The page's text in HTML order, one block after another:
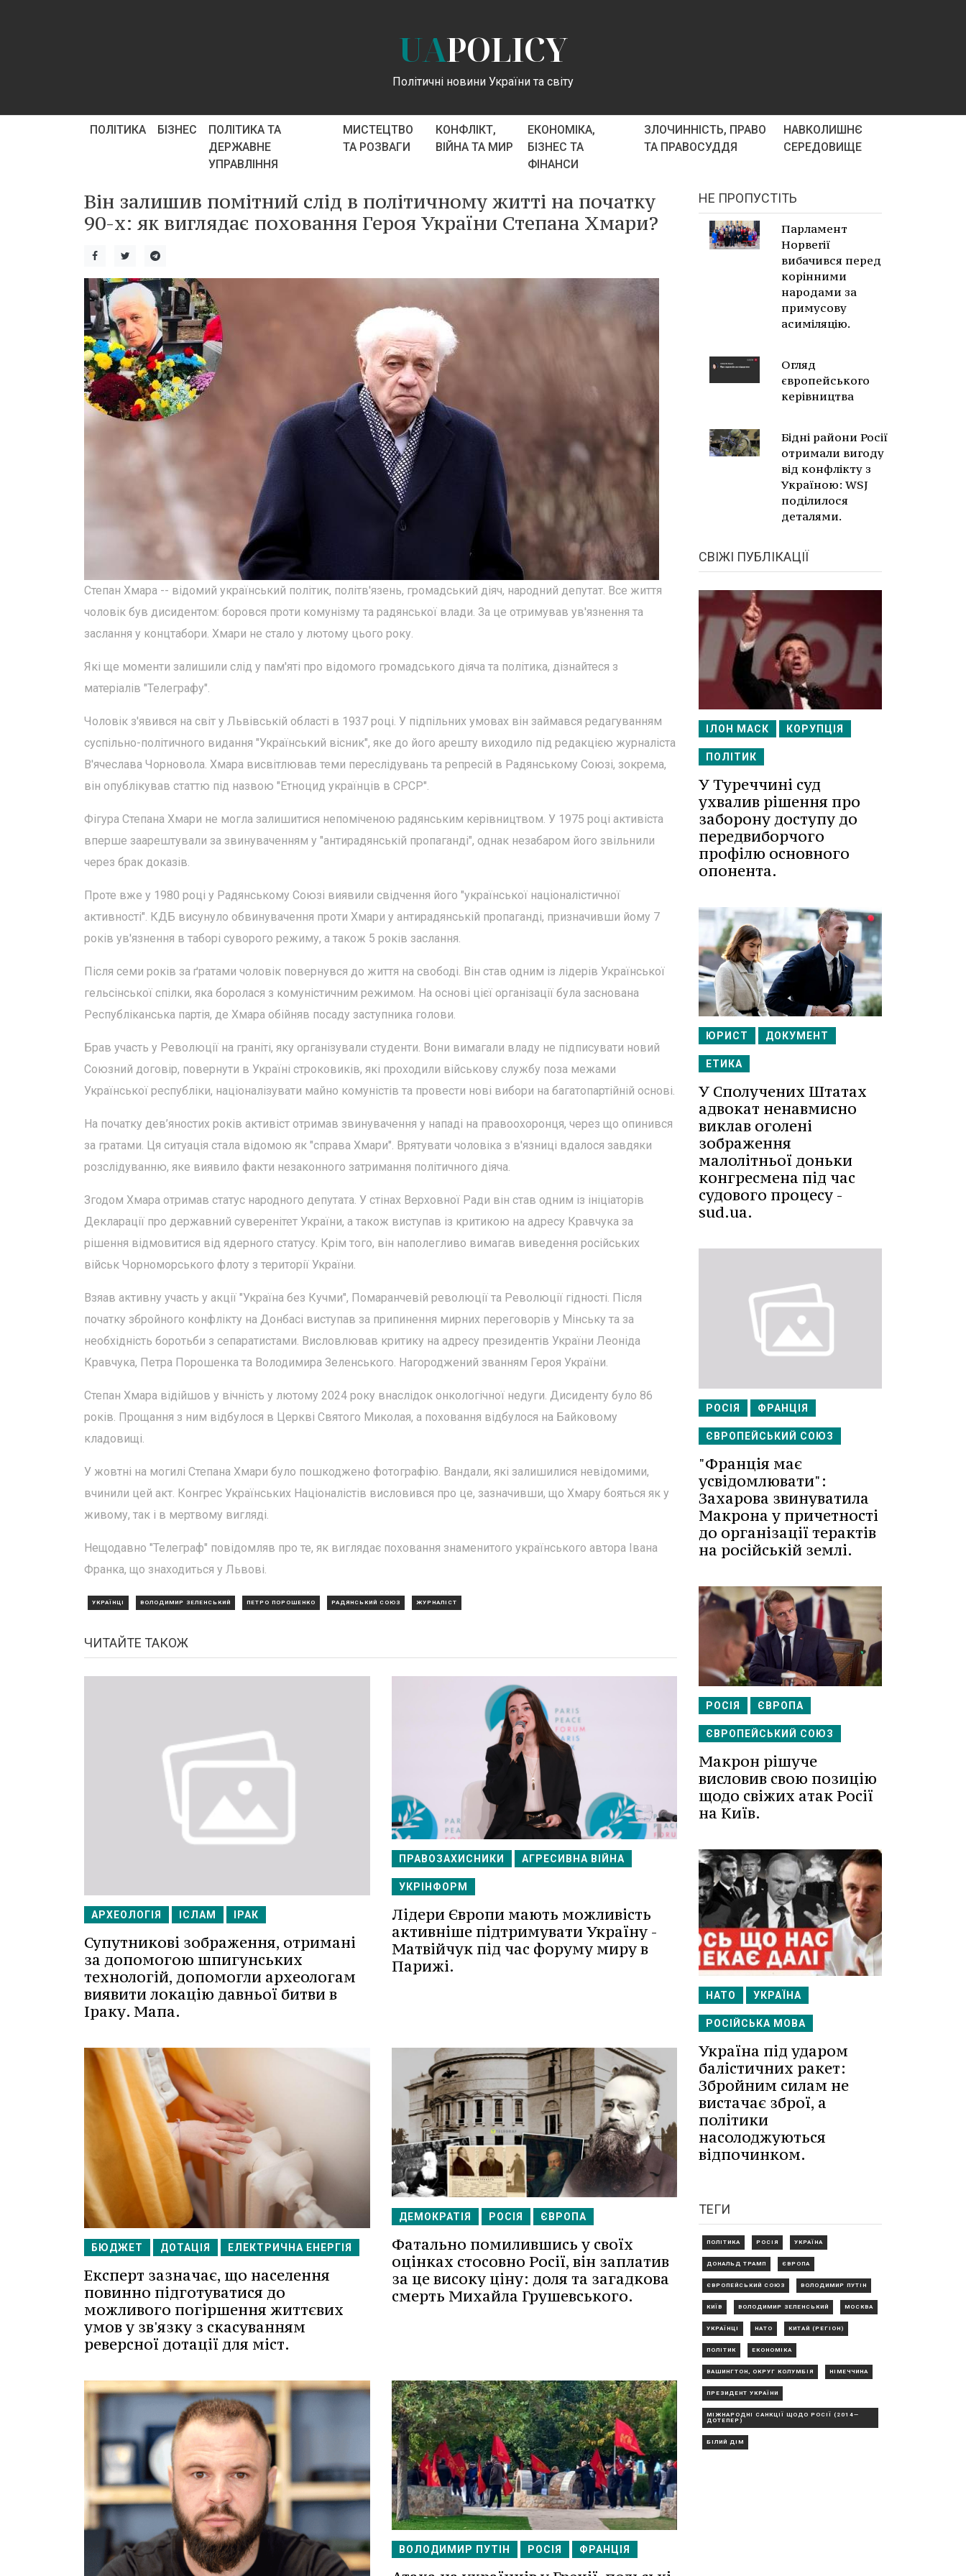
UAPOLICY
Політичні новини України та світу
ПОЛІТИКА БІЗНЕС
ПОЛІТИКА ТА
ДЕРЖАВНЕ
УПРАВЛІННЯ
МИСТЕЦТВО
ТА РОЗВАГИ
КОНФЛІКТ,
ВІЙНА ТА МИР
ЕКОНОМІКА,
БІЗНЕС ТА
ФІНАНСИ
ЗЛОЧИННІСТЬ, ПРАВО
ТА ПРАВОСУДДЯ
НАВКОЛИШНЄ
СЕРЕДОВИЩЕ
Він залишив помітний слід в політичному житті на початку
90-х: як виглядає поховання Героя України Степана Хмари?
Степан Хмара -- відомий український політик, політв'язень, громадський діяч, народний депутат. Все життя
чоловік був дисидентом: боровся проти комунізму та радянської влади. За це отримував ув'язнення та
заслання у концтабори. Хмари не стало у лютому цього року.
Які ще моменти залишили слід у пам'яті про відомого громадського діяча та політика, дізнайтеся з
матеріалів "Телеграфу".
Чоловік з'явився на світ у Львівській області в 1937 році. У підпільних умовах він займався редагуванням
суспільно-політичного видання "Український вісник", яке до його арешту виходило під редакцією журналіста
В'ячеслава Чорновола. Хмара висвітлював теми переслідувань та репресій в Радянському Союзі, зокрема,
він опублікував статтю під назвою "Етноцид українців в СРСР".
Фігура Степана Хмари не могла залишитися непоміченою радянським керівництвом. У 1975 році активіста
вперше заарештували за звинуваченням у "антирадянській пропаганді", однак незабаром його звільнили
через брак доказів.
Проте вже у 1980 році у Радянському Союзі виявили свідчення його "української націоналістичної
активності". КДБ висунуло обвинувачення проти Хмари у антирадянській пропаганді, призначивши йому 7
років ув'язнення в таборі суворого режиму, а також 5 років заслання.
Після семи років за ґратами чоловік повернувся до життя на свободі. Він став одним із лідерів Української
гельсінської спілки, яка боролася з комуністичним режимом. На основі цієї організації була заснована
Республіканська партія, де Хмара обійняв посаду заступника голови.
Брав участь у Революції на граніті, яку організували студенти. Вони вимагали владу не підписувати новий
Союзний договір, повернути в Україні строковиків, які проходили військову службу поза межами
Української республіки, націоналізувати майно комуністів та провести нові вибори на багатопартійній основі.
На початку дев’яностих років активіст отримав звинувачення у нападі на правоохоронця, через що опинився
за гратами. Ця ситуація стала відомою як "справа Хмари". Врятувати чоловіка з в'язниці вдалося завдяки
розслідуванню, яке виявило факти незаконного затримання політичного діяча.
Згодом Хмара отримав статус народного депутата. У стінах Верховної Ради він став одним із ініціаторів
Декларації про державний суверенітет України, а також виступав із критикою на адресу Кравчука за
рішення відмовитися від ядерного статусу. Крім того, він наполегливо вимагав виведення російських
військ Чорноморського флоту з території України.
Взяав активну участь у акції "Україна без Кучми", Помаранчевій революції та Революції гідності. Після
початку збройного конфлікту на Донбасі виступав за припинення мирних переговорів у Мінську та за
необхідність боротьби з сепаратистами. Висловлював критику на адресу президентів України Леоніда
Кравчука, Петра Порошенка та Володимира Зеленського. Нагороджений званням Героя України.
Степан Хмара відійшов у вічність у лютому 2024 року внаслідок онкологічної недуги. Дисиденту було 86
років. Прощання з ним відбулося в Церкві Святого Миколая, а поховання відбулося на Байковому
кладовищі.
У жовтні на могилі Степана Хмари було пошкоджено фотографію. Вандали, які залишилися невідомими,
вчинили цей акт. Конгрес Українських Націоналістів висловився про це, зазначивши, що Хмару бояться як у
живому, так і в мертвому вигляді.
Нещодавно "Телеграф" повідомляв про те, як виглядає поховання знаменитого українського автора Івана
Франка, що знаходиться у Львові.
УКРАЇНЦІ ВОЛОДИМИР ЗЕЛЕНСЬКИЙ ПЕТРО ПОРОШЕНКО РАДЯНСЬКИЙ СОЮЗ ЖУРНАЛІСТ
ЧИТАЙТЕ ТАКОЖ
АРХЕОЛОГІЯ ІСЛАМ ІРАК
Супутникові зображення, отримані
за допомогою шпигунських
технологій, допомогли археологам
виявити локацію давньої битви в
Іраку. Мапа.
ПРАВОЗАХИСНИКИ АГРЕСИВНА ВІЙНА
УКРІНФОРМ
Лідери Європи мають можливість
активніше підтримувати Україну -
Матвійчук під час форуму миру в
Парижі.
БЮДЖЕТ ДОТАЦІЯ ЕЛЕКТРИЧНА ЕНЕРГІЯ
Експерт зазначає, що населення
повинно підготуватися до
можливого погіршення життєвих
умов у зв'язку з скасуванням
реверсної дотації для міст.
ДЕМОКРАТІЯ РОСІЯ ЄВРОПА
Фатально помилившись у своїх
оцінках стосовно Росії, він заплатив
за це високу ціну: доля та загадкова
смерть Михайла Грушевського.
ВОЛОДИМИР ПУТІН РОСІЯ ФРАНЦІЯ
НЕ ПРОПУСТІТЬ
Парламент
Норвегії
вибачився перед
корінними
народами за
примусову
асиміляцію.
Огляд
європейського
керівництва
Бідні райони Росії
отримали вигоду
від конфлікту з
Україною: WSJ
поділилося
деталями.
СВІЖІ ПУБЛІКАЦІЇ
ІЛОН МАСК КОРУПЦІЯ
ПОЛІТИК
У Туреччині суд
ухвалив рішення про
заборону доступу до
передвиборчого
профілю основного
опонента.
ЮРИСТ ДОКУМЕНТ
ЕТИКА
У Сполучених Штатах
адвокат ненавмисно
виклав оголені
зображення
малолітньої доньки
конгресмена під час
судового процесу -
sud.ua.
РОСІЯ ФРАНЦІЯ
ЄВРОПЕЙСЬКИЙ СОЮЗ
"Франція має
усвідомлювати":
Захарова звинуватила
Макрона у причетності
до організації терактів
на російській землі.
РОСІЯ ЄВРОПА
ЄВРОПЕЙСЬКИЙ СОЮЗ
Макрон рішуче
висловив свою позицію
щодо свіжих атак Росії
на Київ.
НАТО УКРАЇНА
РОСІЙСЬКА МОВА
Україна під ударом
балістичних ракет:
Збройним силам не
вистачає зброї, а
політики
насолоджуються
відпочинком.
ТЕГИ
ПОЛІТИКА РОСІЯ УКРАЇНА
ДОНАЛЬД ТРАМП ЄВРОПА
ЄВРОПЕЙСЬКИЙ СОЮЗ ВОЛОДИМИР ПУТІН
КИЇВ ВОЛОДИМИР ЗЕЛЕНСЬКИЙ МОСКВА
УКРАЇНЦІ НАТО КИТАЙ (РЕГІОН)
ПОЛІТИК ЕКОНОМІКА
ВАШИНГТОН, ОКРУГ КОЛУМБІЯ НІМЕЧЧИНА
ПРЕЗИДЕНТ УКРАЇНИ
МІЖНАРОДНІ САНКЦІЇ ЩОДО РОСІЇ (2014—
ДОТЕПЕР)
БІЛИЙ ДІМ